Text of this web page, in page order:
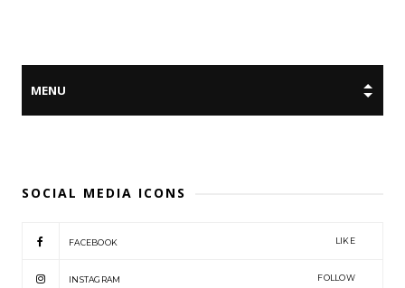
SOCIAL MEDIA ICONS
FACEBOOK LIKE
INSTAGRAM FOLLOW